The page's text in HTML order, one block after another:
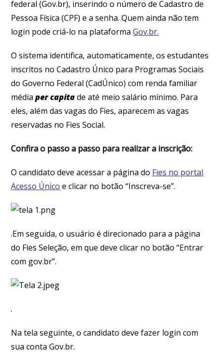
federal (Gov.br), inserindo o número de Cadastro de
Pessoa Física (CPF) e a senha. Quem ainda não tem
login pode criá-lo na plataformaGov.br.
O sistema identifica, automaticamente, os estudantes
inscritos no Cadastro Único para Programas Sociais
do Governo Federal (CadÚnico) com renda familiar
médiaper capitade até meio salário mínimo. Para
eles, além das vagas do Fies, aparecem as vagas
reservadas no Fies Social.
Confira o passo a passo para realizar a inscrição:
O candidato deve acessar a página do Fies no portal
Acesso Único e clicar no botão “Inscreva-se”.
.Em seguida, o usuário é direcionado para a página
do Fies Seleção, em que deve clicar no botão “Entrar
com gov.br”.
.
Na tela seguinte, o candidato deve fazer login com
sua conta Gov.br.